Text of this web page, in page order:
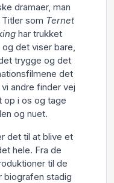
dramaer, man
som Ternet
har trukket
og det viser bare,
trygge og det
det
andre finder vej
op i os og tage
og nuet.
det til at blive et
hele. Fra de
til de
biografen stadig